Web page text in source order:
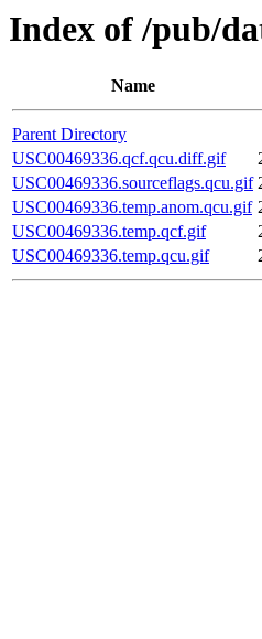
Index of /pub/
Name
Parent Directory
USC00469336.qcf.qcu.diff.gif
USC00469336.sourceflags.qcu.gif
USC00469336.temp.anom.qcu.gif
USC00469336.temp.qcf.gif
USC00469336.temp.qcu.gif